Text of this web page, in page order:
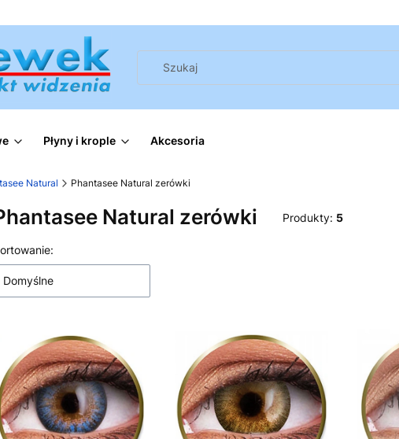
Płyny i krople Akcesoria
Natural Phantasee Natural zerówki
Natural zerówki Produkty: 5
produktów
Domyślne